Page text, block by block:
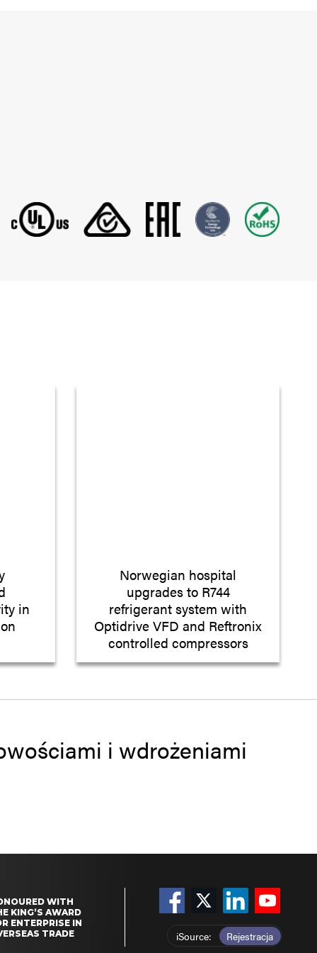
in
Norwegian hospital
upgrades to R744
refrigerant system with
Optidrive VFD and Reftronix
controlled compressors
i wdrożeniami
WITH
KING’S AWARD
ENTERPRISE IN
TRADE
iSource Rejestracja